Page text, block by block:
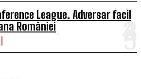
League. Adversar facil
României